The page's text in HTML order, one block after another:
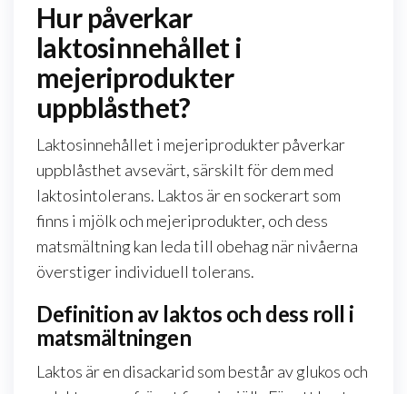
Hur påverkar
laktosinnehållet i
mejeriprodukter
uppblåsthet?
Laktosinnehållet i mejeriprodukter påverkar
uppblåsthet avsevärt, särskilt för dem med
laktosintolerans. Laktos är en sockerart som
finns i mjölk och mejeriprodukter, och dess
matsmältning kan leda till obehag när nivåerna
överstiger individuell tolerans.
Definition av laktos och dess roll i
matsmältningen
Laktos är en disackarid som består av glukos och